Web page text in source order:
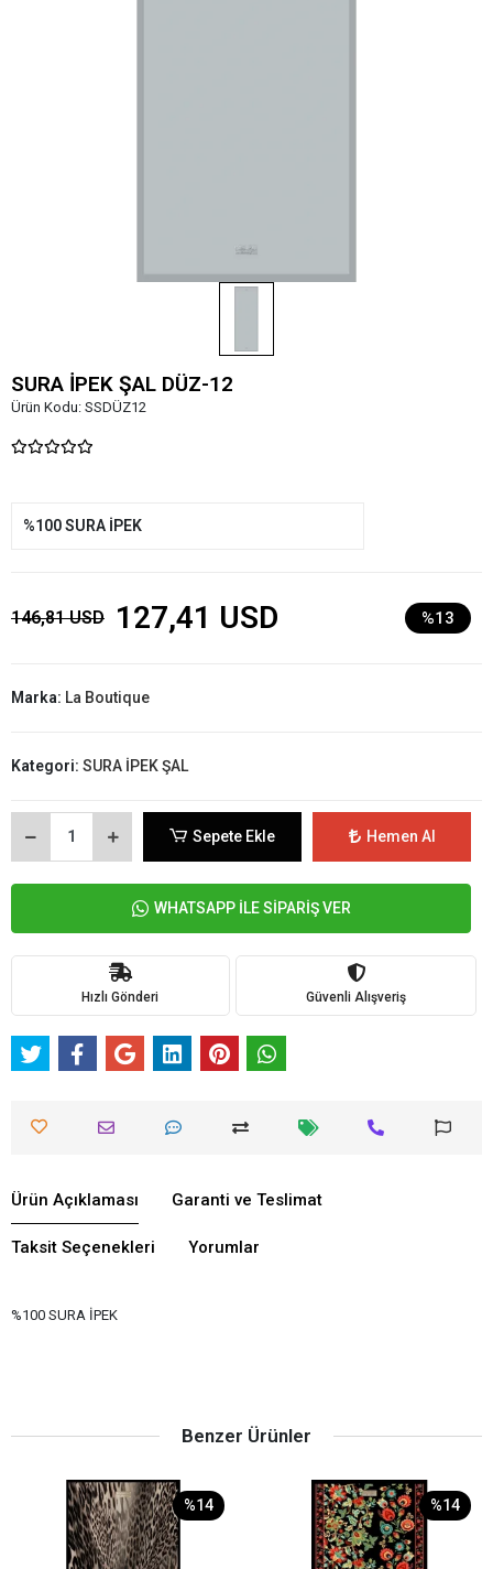
SURA İPEK ŞAL DÜZ-12
Ürün Kodu: SSDÜZ12
%100 SURA İPEK
146,81 USD 127,41 USD %13
Marka: La Boutique
Kategori: SURA İPEK ŞAL
Sepete Ekle Hemen Al
WHATSAPP İLE SİPARİŞ VER
Hızlı Gönderi Güvenli Alışveriş
Ürün Açıklaması Garanti ve Teslimat
Taksit Seçenekleri Yorumlar
%100 SURA İPEK
Benzer Ürünler
%14 %14